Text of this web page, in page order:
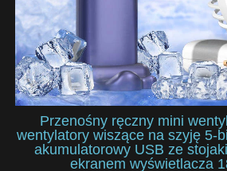
Przenośny ręczny mini
wentylatory wiszące na szyję 5-
akumulatorowy USB ze
ekranem wyświetlacza